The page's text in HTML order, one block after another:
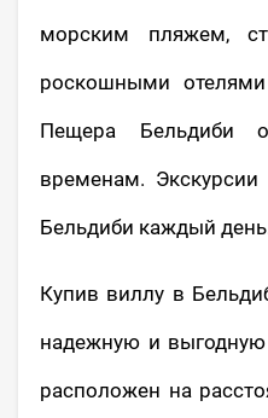
морским пляжем,
роскошными
Пещера Бельдиби
временам. Экскурсии
Бельдиби каждый
Купив виллу в
надежную и
расположен на